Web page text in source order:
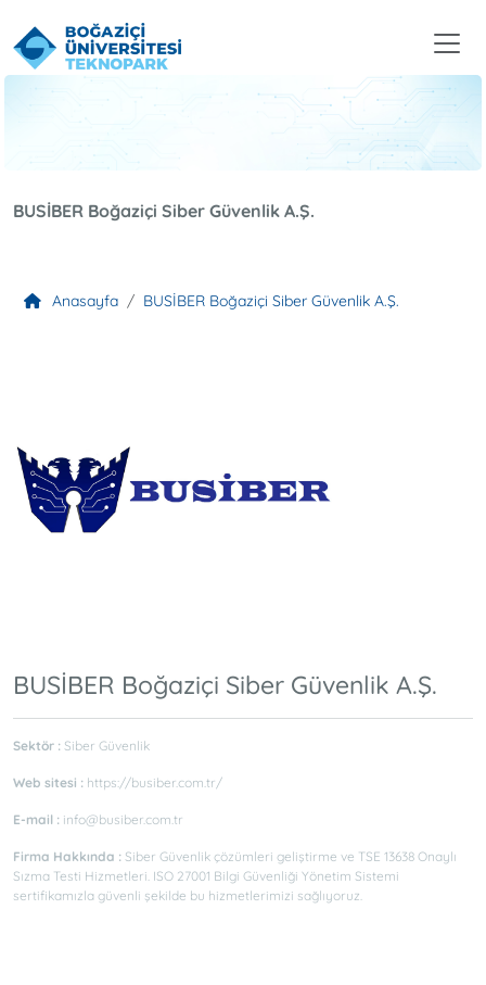
BUSİBER Boğaziçi Siber Güvenlik A.Ş.
Anasayfa BUSİBER Boğaziçi Siber Güvenlik A.Ş.
BUSİBER Boğaziçi Siber Güvenlik A.Ş.
Sektör : Siber Güvenlik
Web sitesi : https://busiber.com.tr/
E-mail : info@busiber.com.tr
Firma Hakkında : Siber Güvenlik çözümleri geliştirme ve TSE 13638 Onaylı
Sızma Testi Hizmetleri. ISO 27001 Bilgi Güvenliği Yönetim Sistemi
sertifikamızla güvenli şekilde bu hizmetlerimizi sağlıyoruz.